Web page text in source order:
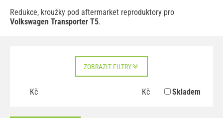
Redukce, kroužky pod aftermarket reproduktory pro
Volkswagen Transporter T5.
ZOBRAZIT FILTRY
Kč Kč Skladem